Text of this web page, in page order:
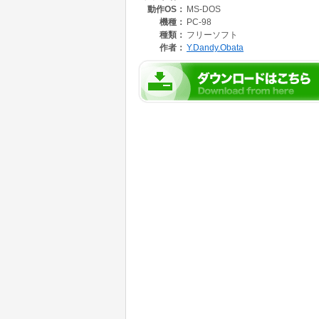
（特にＨＤＤを装備していない私の職場など
また、一部のコンパイラにも印刷ユーティリ
能が限定されていて自分の要求に合わなかっ
Version 1 は完全に自分用に作ってあったた
ありました。、
職場の人からの依頼もあり、Version 2 では
動作OS： MS-DOS
機種： PC-98
種類： フリーソフト
作者： Y.Dandy.Obata